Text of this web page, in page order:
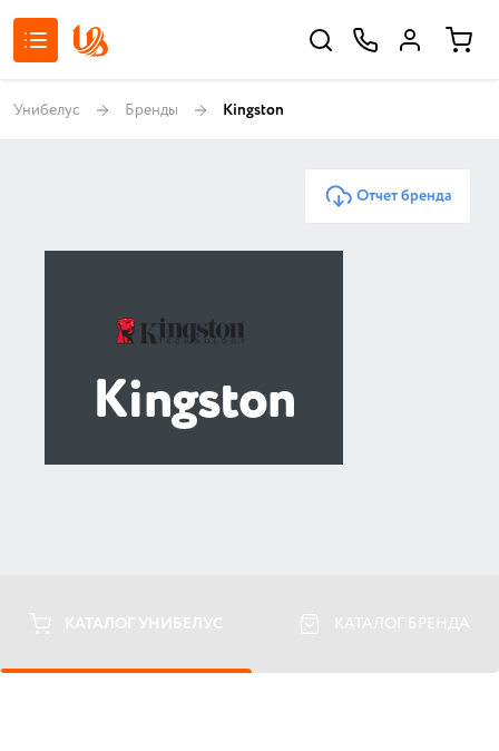
Унибелус Бренды Kingston
Отчет бренда
Kingston
КАТАЛОГ УНИБЕЛУС КАТАЛОГ БРЕНДА